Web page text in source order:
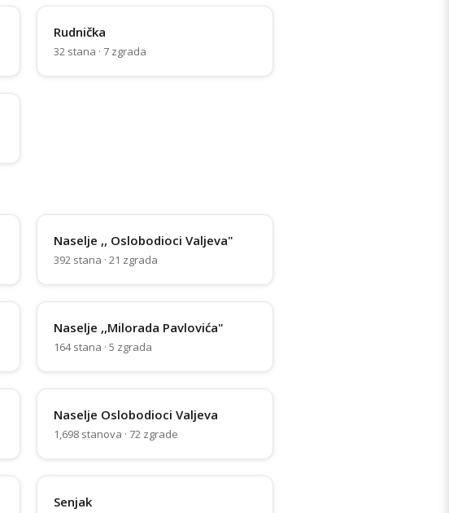
Rudnička
32 stana · 7 zgrada
Naselje ,, Oslobodioci Valjeva"
392 stana · 21 zgrada
Naselje ,,Milorada Pavlovića"
164 stana · 5 zgrada
Naselje Oslobodioci Valjeva
1,698 stanova · 72 zgrade
Senjak